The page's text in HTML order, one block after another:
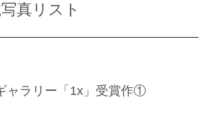
真リスト
ャラリー「1x」受賞作①